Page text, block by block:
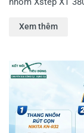
lạnh hay dùng
nhỏ gọn. Hãy để
tiết hơn về chiếc
Xem thêm